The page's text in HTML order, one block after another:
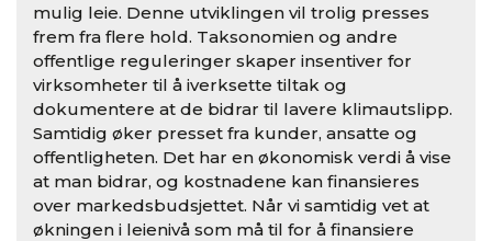
mulig leie. Denne utviklingen vil trolig presses
frem fra flere hold. Taksonomien og andre
offentlige reguleringer skaper insentiver for
virksomheter til å iverksette tiltak og
dokumentere at de bidrar til lavere klimautslipp.
Samtidig øker presset fra kunder, ansatte og
offentligheten. Det har en økonomisk verdi å vise
at man bidrar, og kostnadene kan finansieres
over markedsbudsjettet. Når vi samtidig vet at
økningen i leienivå som må til for å finansiere